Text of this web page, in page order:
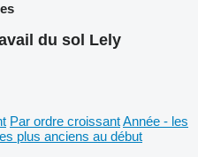
du sol Lely
Par ordre croissantAnnée - les
plus anciens au début